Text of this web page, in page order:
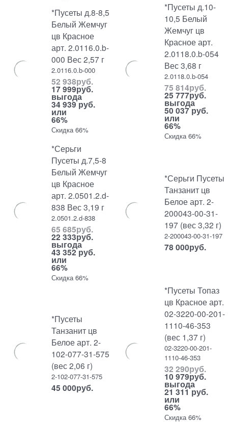
*Пусеты д.8-8,5
Белый Жемчуг
цв Красное
арт. 2.0116.0.b-
000 Вес 2,57 г
2.0116.0.b-000
52 938руб.
17 999руб.
выгода
34 939 руб.
или
66%
Скидка 66%
*Пусеты д.10-
10,5 Белый
Жемчуг цв
Красное арт.
2.0118.0.b-054
Вес 3,68 г
2.0118.0.b-054
75 814руб.
25 777руб.
выгода
50 037 руб.
или
66%
Скидка 66%
*Серьги
Пусеты д.7,5-8
Белый Жемчуг
цв Красное
арт. 2.0501.2.d-
838 Вес 3,19 г
2.0501.2.d-838
65 685руб.
22 333руб.
выгода
43 352 руб.
или
66%
Скидка 66%
*Серьги Пусеты
Танзанит цв
Белое арт. 2-
200043-00-31-
197 (вес 3,32 г)
2-200043-00-31-197
78 000руб.
*Пусеты
Танзанит цв
Белое арт. 2-
102-077-31-575
(вес 2,06 г)
2-102-077-31-575
45 000руб.
*Пусеты Топаз
цв Красное арт.
02-3220-00-201-
1110-46-353
(вес 1,37 г)
02-3220-00-201-
1110-46-353
32 290руб.
10 979руб.
выгода
21 311 руб.
или
66%
Скидка 66%